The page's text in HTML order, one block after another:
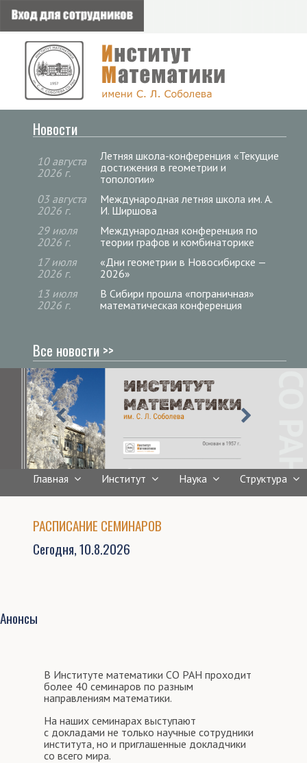
Новости
10 августа
2026 г.
Летняя школа-конференция «Текущие
достижения в геометрии и
топологии»
03 августа
2026 г.
Международная летняя школа им. А.
И. Ширшова
29 июля
2026 г.
Международная конференция по
теории графов и комбинаторике
17 июля
2026 г.
«Дни геометрии в Новосибирске —
2026»
13 июля
2026 г.
В Сибири прошла «пограничная»
математическая конференция
Все новости >>
Главная Институт Наука Структура
РАСПИСАНИЕ СЕМИНАРОВ
Сегодня,10.8.2026
Анонсы
В Институте математики СО РАН проходит
более 40 семинаров по разным
направлениям математики.
На наших семинарах выступают
с докладами не только научные сотрудники
института, но и приглашенные докладчики
со всего мира.